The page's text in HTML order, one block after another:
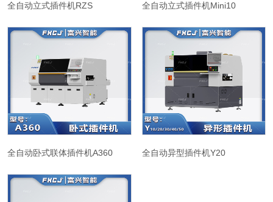
全自动立式插件机RZS 全自动立式插件机Mini10
全自动卧式联体插件机A360 全自动异型插件机Y20